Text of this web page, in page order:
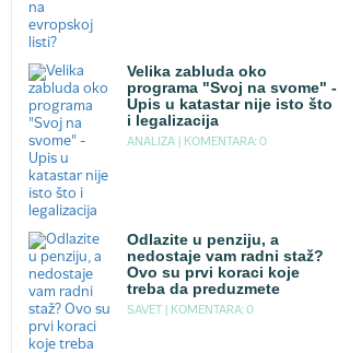
Velika zabluda oko
programa "Svoj na svome" -
Upis u katastar nije isto što
i legalizacija
ANALIZA | KOMENTARA: 0
Odlazite u penziju, a
nedostaje vam radni staž?
Ovo su prvi koraci koje
treba da preduzmete
SAVET | KOMENTARA: 0